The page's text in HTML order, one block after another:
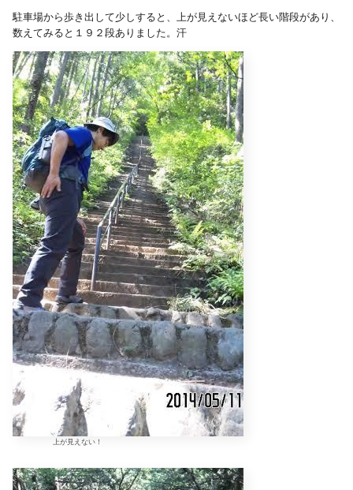
駐車場から歩き出して少しすると、上が見えないほど長い階段があり、
数えてみると１９２段ありました。汗
上が見えない！